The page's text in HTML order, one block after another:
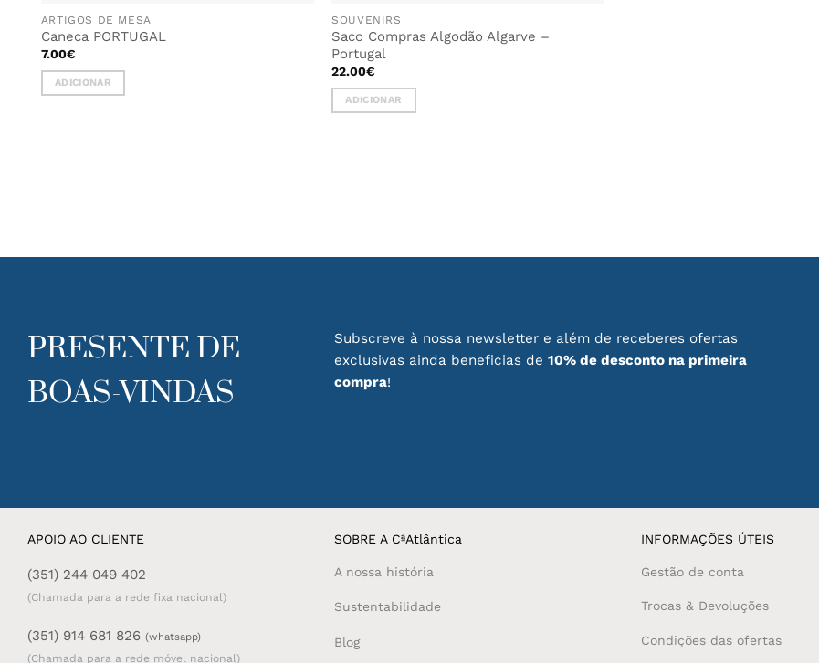
ARTIGOS DE MESA
Caneca PORTUGAL
7.00€
ADICIONAR
SOUVENIRS
Saco Compras Algodão Algarve –
Portugal
22.00€
ADICIONAR
PRESENTE DE
BOAS-VINDAS
Subscreve à nossa newsletter e além de receberes ofertas
exclusivas ainda beneficias de 10% de desconto na primeira
compra!
APOIO AO CLIENTE
(351) 244 049 402
(Chamada para a rede fixa nacional)
(351) 914 681 826 (whatsapp)
(Chamada para a rede móvel nacional)
SOBRE A CªAtlântica
A nossa história
Sustentabilidade
Blog
INFORMAÇÕES ÚTEIS
Gestão de conta
Trocas & Devoluções
Condições das ofertas